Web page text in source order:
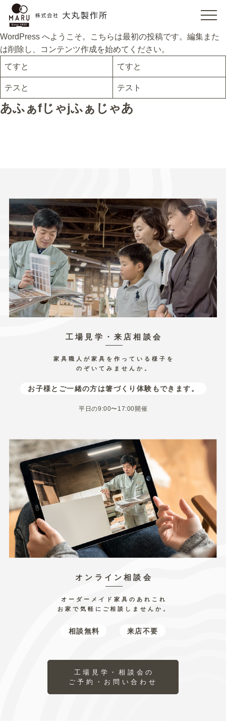
ホーム
大丸製作所のこだわり
お知らせ・イベント情報
採用情報
会社案内
工場見学・相談会予約
ご相談・お問い合わせ
オンラインストア
092-411-6871
WordPress へようこそ。こちらは最初の投稿です。編集また
は削除し、コンテンツ作成を始めてください。
てすと
てすと
テスと テスト
あふぁfじゃjふぁじゃあ
工場見学・来店相談会
家具職人が家具を作っている様子を
のぞいてみませんか。
お子様とご一緒の方は箸づくり体験もできます。
平日の9:00〜17:00開催
オンライン相談会
オーダーメイド家具のあれこれ
お家で気軽にご相談しませんか。
相談無料 来店不要
工場見学・相談会の
ご予約・お問い合わせ